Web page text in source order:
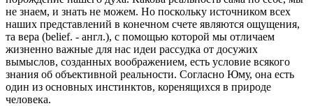
не знаем, и знать не можем. Но поскольку источником всех
наших представлений в конечном счете являются ощущения,
та вера (belief. - англ.), с помощью которой мы отличаем
жизненно важные для нас идеи рассудка от досужих
вымыслов, созданных воображением, есть условие всякого
знания об объективной реальности. Согласно Юму, она есть
один из основных инстинктов, коренящихся в природе
человека.